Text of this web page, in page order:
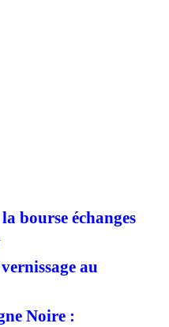
bourse échanges
au
Noire :